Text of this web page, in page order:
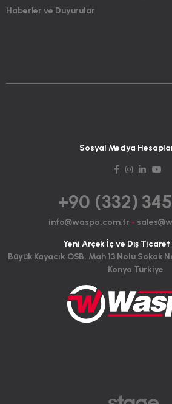
Haberler ve Duyurular
Sosyal Medya
+90 (332)
info@waspo.com.tr -
Yeni Arçek İç ve Dış Ticaret
Büyük Kayacık OSB. Mah 13 Nolu Sokak
Konya Türkiye